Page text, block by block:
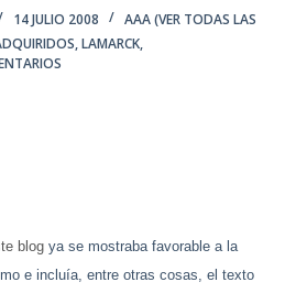
14 JULIO 2008
AAA (VER TODAS LAS
,LAMARCK,
blogya se mostraba favorable a la
e incluía, entre otras cosas, el texto